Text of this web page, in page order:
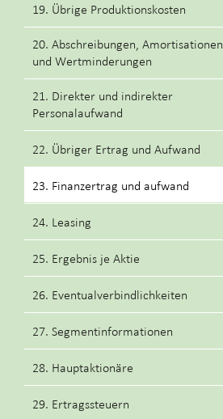
19. Übrige Produktionskosten
20. Abschreibungen, Amortisationen
und Wertminderungen
21. Direkter und indirekter
Personalaufwand
22. Übriger Ertrag und Aufwand
23. Finanzertrag und aufwand
24. Leasing
25. Ergebnis je Aktie
26. Eventualverbindlichkeiten
27. Segmentinformationen
28. Hauptaktionäre
29. Ertragssteuern